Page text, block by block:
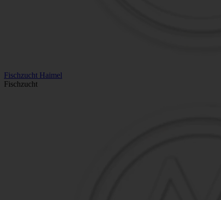
Fischzucht Haimel
Fischzucht